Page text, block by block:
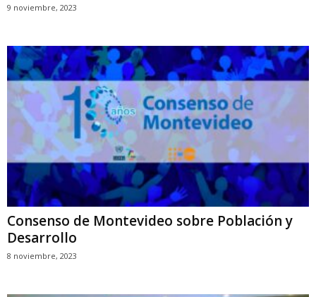
9 noviembre, 2023
Consenso de Montevideo sobre Población y
Desarrollo
8 noviembre, 2023